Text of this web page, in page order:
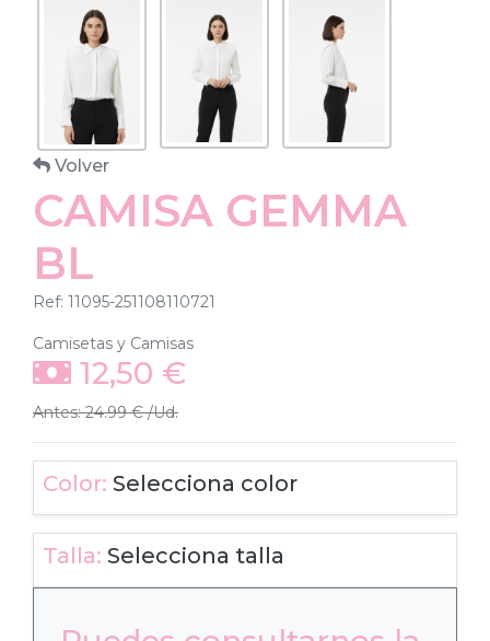
Volver
CAMISA GEMMA
BL
Ref: 11095-251108110721
Camisetas y Camisas
12,50 €
Antes: 24.99 € /Ud.
Color: Selecciona color
Talla: Selecciona talla